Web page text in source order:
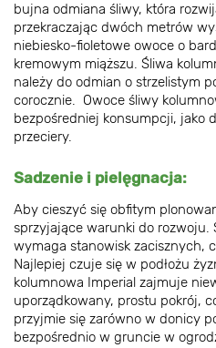
bujna odmiana śliwy, która
przekraczając dwóch metrów
niebiesko-fioletowe owoce o
kremowym miąższu. Śliwa
należy do odmian o strzelistym
corocznie. Owoce śliwy
bezpośredniej konsumpcji, jako
przeciery.
Sadzenie i pielęgnacja:
Aby cieszyć się obfitym
sprzyjające warunki do rozwoju.
wymaga stanowisk zacisznych,
Najlepiej czuje się w podłożu
kolumnowa Imperial zajmuje
uporządkowany, prostu pokrój,
przyjmie się zarówno w donicy
bezpośrednio w gruncie w